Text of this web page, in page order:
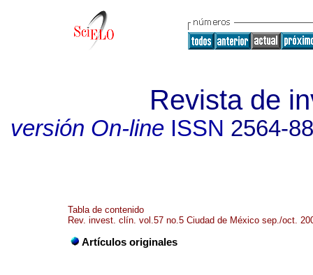
Revista de
versión On-lineISSN 2564-
Tabla de contenido
Rev. invest. clín. vol.57 no.5 Ciudad de México sep./oct.
Artículos originales